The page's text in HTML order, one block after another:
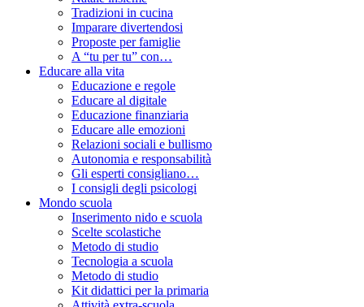
Tradizioni in cucina
Imparare divertendosi
Proposte per famiglie
A “tu per tu” con…
Educare alla vita
Educazione e regole
Educare al digitale
Educazione finanziaria
Educare alle emozioni
Relazioni sociali e bullismo
Autonomia e responsabilità
Gli esperti consigliano…
I consigli degli psicologi
Mondo scuola
Inserimento nido e scuola
Scelte scolastiche
Metodo di studio
Tecnologia a scuola
Metodo di studio
Kit didattici per la primaria